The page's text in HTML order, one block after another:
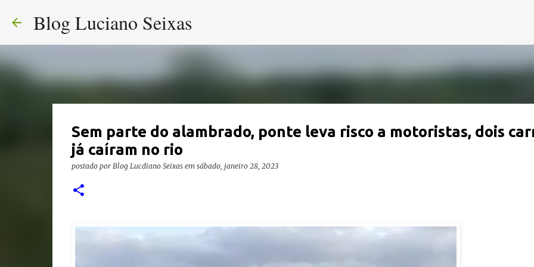
Blog Luciano Seixas
Sem parte do alambrado, ponte leva risco a motoristas, dois
já caíram no rio
postado por Blog Lucdiano Seixas em sábado, janeiro 28, 2023